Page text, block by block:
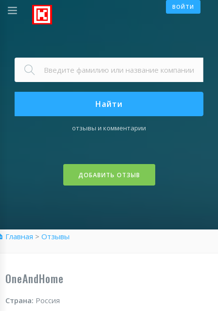
ВОЙТИ
Найти
отзывы и комментарии
ДОБАВИТЬ ОТЗЫВ
Главная > Отзывы
OneAndHome
Страна: Россия